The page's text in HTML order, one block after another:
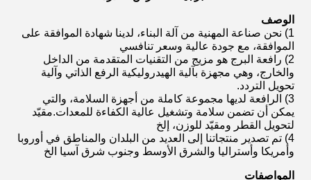
الوصف
1) نحن صناعة المهنية من آلة البناء، لدينا شهادة الموافقة على
الموافقة، مع جودة عالية وسعر تنافسي
2) رافعة البرج هو مزيج من التقنيات المتقدمة من الداخل
والخارج، وهي مجهزة بآلية الهيدروليكية الرفع الذاتي وآلية
تحويل التردد.
3) الرافعة لديها مجموعة كاملة من أجهزة السلامة، والتي
يمكن أن تضمن سلامة وتشغيل عالية الكفاءة للمعدات.مقيّد
لتحويل القطر ومقيّد للوزن، إلخ
4) تم تصدير منتجاتنا إلى العديد من البلدان والمناطق في أوروبا
وأمريكا وأستراليا والشرق الأوسط وجنوب شرق آسيا الخ
المواصفات